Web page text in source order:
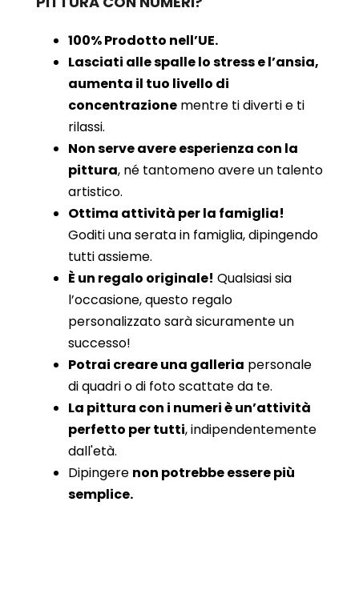
100% Prodotto nell’UE.
Lasciati alle spalle lo stress e l’ansia,
aumenta il tuo livello di
concentrazione mentre ti diverti e ti
rilassi.
Non serve avere esperienza con la
pittura, né tantomeno avere un talento
artistico.
Ottima attività per la famiglia!
Goditi una serata in famiglia, dipingendo
tutti assieme.
È un regalo originale! Qualsiasi sia
l’occasione, questo regalo
personalizzato sarà sicuramente un
successo!
Potrai creare una galleria personale
di quadri o di foto scattate da te.
La pittura con i numeri è un’attività
perfetto per tutti, indipendentemente
dall'età.
Dipingere non potrebbe essere più
semplice.